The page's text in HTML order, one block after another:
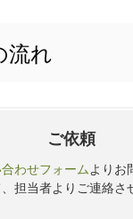
流れ
ご依頼
わせフォーム よりお
担当者よりご連絡さ